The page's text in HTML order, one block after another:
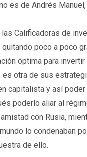
es de Andrés
Calificadoras de
poco a poco
óptima para invertir
es otra de sus
capitalista y así poder
poderlo aliar al
con Rusia,
lo condenaban
de ello.